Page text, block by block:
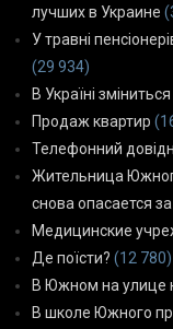
лучших в Украине
У травні
(29 934)
В Україні
Продаж квартир
Телефонний
Жительница
снова опасается
Медицинские
Де поїсти? (12 780)
В Южном на улице
В школе Южного